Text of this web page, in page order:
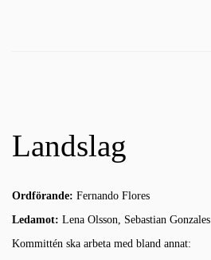
Landslag
Ordförande: Fernando Flores
Ledamot: Lena Olsson, Sebastian Gonzales
Kommittén ska arbeta med bland annat: